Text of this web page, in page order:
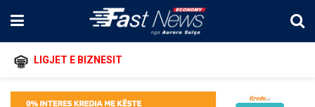
LIGJET E BIZNESIT